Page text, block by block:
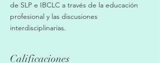
de SLP e IBCLC a través de la educación
profesional y las discusiones
interdisciplinarias.
Calificaciones